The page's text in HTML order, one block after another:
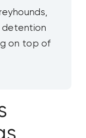
detention
on top of